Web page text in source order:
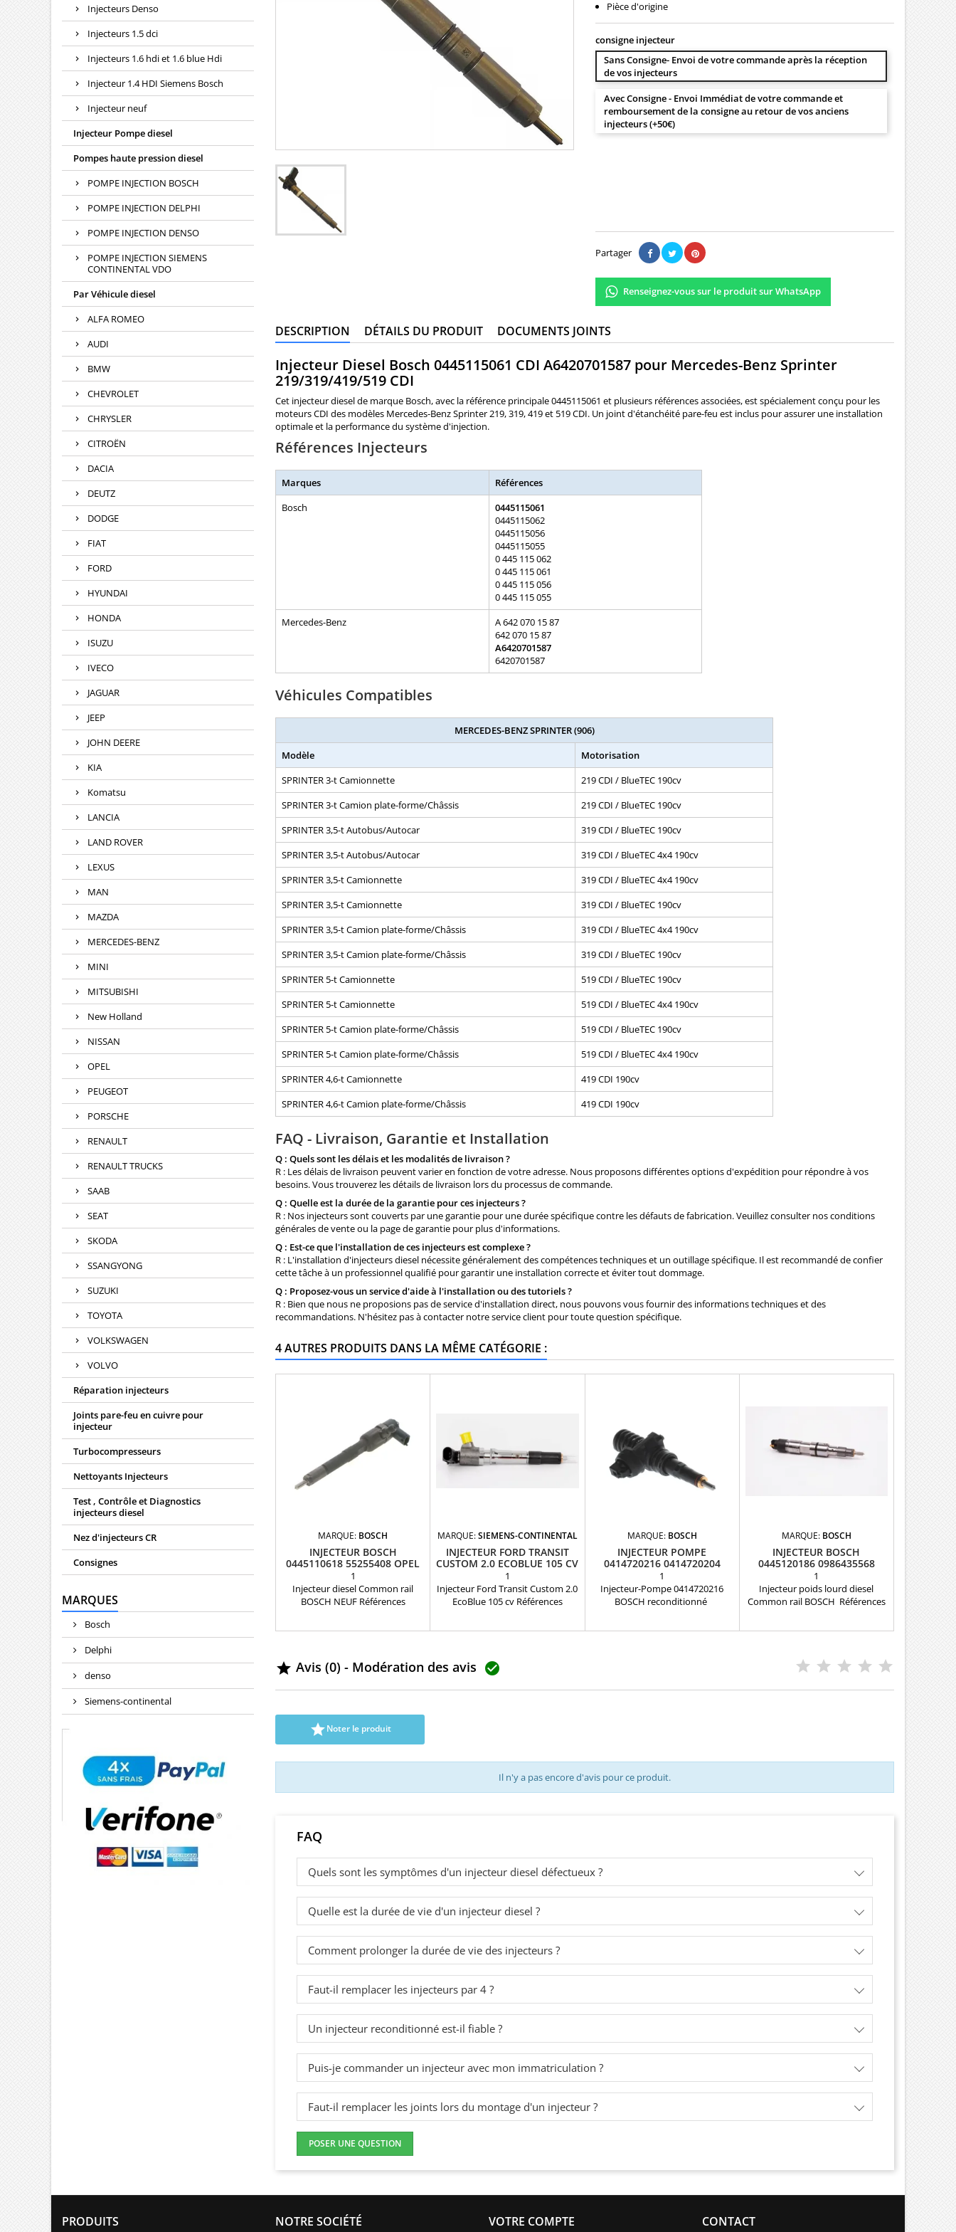
Injecteurs Denso
Injecteurs 1.5 dci
Injecteurs 1.6 hdi et 1.6 blue Hdi
Injecteur 1.4 HDI Siemens Bosch
Injecteur neuf
Injecteur Pompe diesel
Pompes haute pression diesel
POMPE INJECTION BOSCH
POMPE INJECTION DELPHI
POMPE INJECTION DENSO
POMPE INJECTION SIEMENS
CONTINENTAL VDO
Par Véhicule diesel
ALFA ROMEO
AUDI
BMW
CHEVROLET
CHRYSLER
CITROËN
DACIA
DEUTZ
DODGE
FIAT
FORD
HYUNDAI
HONDA
ISUZU
IVECO
JAGUAR
JEEP
JOHN DEERE
KIA
Komatsu
LANCIA
LAND ROVER
LEXUS
MAN
MAZDA
MERCEDES-BENZ
MINI
MITSUBISHI
New Holland
NISSAN
OPEL
PEUGEOT
PORSCHE
RENAULT
RENAULT TRUCKS
SAAB
SEAT
SKODA
SSANGYONG
SUZUKI
TOYOTA
VOLKSWAGEN
VOLVO
Réparation injecteurs
Joints pare-feu en cuivre pour
injecteur
Turbocompresseurs
Nettoyants Injecteurs
Test , Contrôle et Diagnostics
injecteurs diesel
Nez d'injecteurs CR
Consignes
MARQUES
Bosch
Delphi
denso
Siemens-continental
Pièce d'origine
consigne injecteur
Sans Consigne- Envoi de votre commande après la réception
de vos injecteurs
Avec Consigne - Envoi Immédiat de votre commande et
remboursement de la consigne au retour de vos anciens
injecteurs (+50€)
Partager
Renseignez-vous sur le produit sur WhatsApp
DESCRIPTION DÉTAILS DU PRODUIT DOCUMENTS JOINTS
Injecteur Diesel Bosch 0445115061 CDI A6420701587 pour Mercedes-Benz Sprinter
219/319/419/519 CDI
Cet injecteur diesel de marque Bosch, avec la référence principale 0445115061 et plusieurs références associées, est spécialement conçu pour les
moteurs CDI des modèles Mercedes-Benz Sprinter 219, 319, 419 et 519 CDI. Un joint d'étanchéité pare-feu est inclus pour assurer une installation
optimale et la performance du système d'injection.
Références Injecteurs
Marques
Références
Bosch
0445115061
0445115062
0445115056
0445115055
0 445 115 062
0 445 115 061
0 445 115 056
0 445 115 055
Mercedes-Benz
A 642 070 15 87
642 070 15 87
A6420701587
6420701587
Véhicules Compatibles
MERCEDES-BENZ SPRINTER (906)
Modèle
Motorisation
SPRINTER 3-t Camionnette
219 CDI / BlueTEC 190cv
SPRINTER 3-t Camion plate-forme/Châssis
219 CDI / BlueTEC 190cv
SPRINTER 3,5-t Autobus/Autocar
319 CDI / BlueTEC 190cv
SPRINTER 3,5-t Autobus/Autocar
319 CDI / BlueTEC 4x4 190cv
SPRINTER 3,5-t Camionnette
319 CDI / BlueTEC 4x4 190cv
SPRINTER 3,5-t Camionnette
319 CDI / BlueTEC 190cv
SPRINTER 3,5-t Camion plate-forme/Châssis
319 CDI / BlueTEC 4x4 190cv
SPRINTER 3,5-t Camion plate-forme/Châssis
319 CDI / BlueTEC 190cv
SPRINTER 5-t Camionnette
519 CDI / BlueTEC 190cv
SPRINTER 5-t Camionnette
519 CDI / BlueTEC 4x4 190cv
SPRINTER 5-t Camion plate-forme/Châssis
519 CDI / BlueTEC 190cv
SPRINTER 5-t Camion plate-forme/Châssis
519 CDI / BlueTEC 4x4 190cv
SPRINTER 4,6-t Camionnette
419 CDI 190cv
SPRINTER 4,6-t Camion plate-forme/Châssis
419 CDI 190cv
FAQ - Livraison, Garantie et Installation
Q : Quels sont les délais et les modalités de livraison ?
R : Les délais de livraison peuvent varier en fonction de votre adresse. Nous proposons différentes options d'expédition pour répondre à vos
besoins. Vous trouverez les détails de livraison lors du processus de commande.
Q : Quelle est la durée de la garantie pour ces injecteurs ?
R : Nos injecteurs sont couverts par une garantie pour une durée spécifique contre les défauts de fabrication. Veuillez consulter nos conditions
générales de vente ou la page de garantie pour plus d'informations.
Q : Est-ce que l'installation de ces injecteurs est complexe ?
R : L'installation d'injecteurs diesel nécessite généralement des compétences techniques et un outillage spécifique. Il est recommandé de confier
cette tâche à un professionnel qualifié pour garantir une installation correcte et éviter tout dommage.
Q : Proposez-vous un service d'aide à l'installation ou des tutoriels ?
R : Bien que nous ne proposions pas de service d'installation direct, nous pouvons vous fournir des informations techniques et des
recommandations. N'hésitez pas à contacter notre service client pour toute question spécifique.
4 AUTRES PRODUITS DANS LA MÊME CATÉGORIE :
MARQUE: BOSCH
INJECTEUR BOSCH
0445110618 55255408 OPEL
CORSA E NEUF
1
Injecteur diesel Common rail
BOSCH NEUF Références
MARQUE:SIEMENS-CONTINENTAL
INJECTEUR FORD TRANSIT
CUSTOM 2.0 ECOBLUE 105 CV
1
Injecteur Ford Transit Custom 2.0
EcoBlue 105 cv Références
GK2Q9K546AC , 2143478 , GK2Q
9K546 AB , GK2Q 9K546 AC , JB3Q-
9K546-AA, JB3Q-9K546-AB Pour
MARQUE: BOSCH
INJECTEUR POMPE
0414720216 0414720204
BOSCH 1.9 TDI
1
Injecteur-Pompe 0414720216
BOSCH reconditionné
038130079SX , 038130079FX ,
MARQUE: BOSCH
INJECTEUR BOSCH
0445120186 0986435568
07W130205A
1
Injecteur poids lourd diesel
Common rail BOSCH Références
130 205 A , 07W130205A Pour
d'origine
 Avis (0) - Modération des avis 
Noter le produit
Il n'y a pas encore d'avis pour ce produit.
FAQ
Quels sont les symptômes d'un injecteur diesel défectueux ?
Quelle est la durée de vie d'un injecteur diesel ?
Comment prolonger la durée de vie des injecteurs ?
Faut-il remplacer les injecteurs par 4 ?
Un injecteur reconditionné est-il fiable ?
Puis-je commander un injecteur avec mon immatriculation ?
Faut-il remplacer les joints lors du montage d'un injecteur ?
POSER UNE QUESTION
PRODUITS NOTRE SOCIÉTÉ VOTRE COMPTE CONTACT